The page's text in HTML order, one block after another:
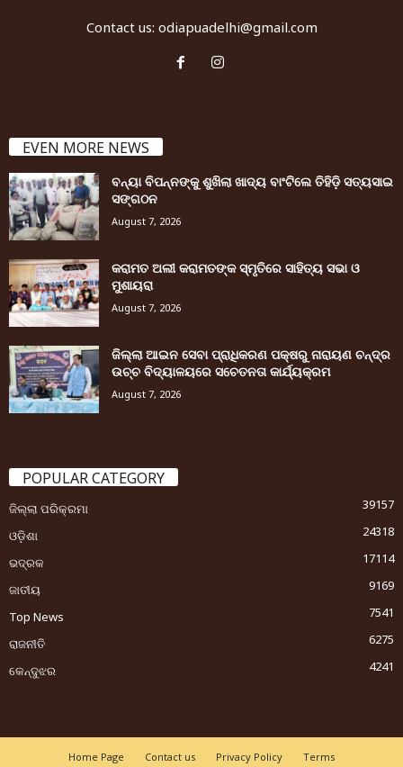
Contact us: odiapuadelhi@gmail.com
EVEN MORE NEWS
ବନ୍ୟା ବିପନ୍ନଙ୍କୁ ଶୁଖିଲା ଖାଦ୍ୟ ବାଂଟିଲେ ତିହିଡି଼ ସତ୍ୟସାଇ
ସଙ୍ଗଠନ
August 7, 2026
କରାମତ ଅଲୀ କରାମତଙ୍କ ସ୍ମୃତିରେ ସାହିତ୍ୟ ସଭା ଓ
ମୁଶାୟରା
August 7, 2026
ଜିଲ୍ଲା ଆଇନ ସେବା ପ୍ରାଧିକରଣ ପକ୍ଷରୁ ନାରାୟଣ ଚନ୍ଦ୍ର
ଉଚ୍ଚ ବିଦ୍ୟାଳୟରେ ସଚେତନତା କାର୍ଯ୍ୟକ୍ରମ
August 7, 2026
POPULAR CATEGORY
ଜିଲ୍ଲା ପରିକ୍ରମା
39157
ଓଡ଼ିଶା
24318
ଭଦ୍ରକ
17114
ଜାତୀୟ
9169
Top News
7541
ରାଜନୀତି
6275
କେନ୍ଦୁଝର
4241
Home Page Contact us Privacy Policy Terms